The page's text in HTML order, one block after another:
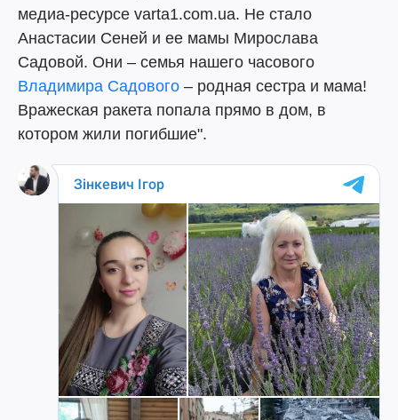
медиа-ресурсе varta1.com.ua. Не стало
Анастасии Сеней и ее мамы Мирослава
Садовой. Они – семья нашего часового
Владимира Садового – родная сестра и мама!
Вражеская ракета попала прямо в дом, в
котором жили погибшие".